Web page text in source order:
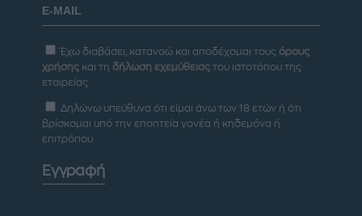
Έχω διαβάσει, κατανοώ και αποδέχομαι τους όρους
χρήσης και τη δήλωση εχεμύθειας του ιστοτόπου της
εταιρείας
Δηλώνω υπεύθυνα ότι είμαι άνω των 18 ετών ή ότι
βρίσκομαι υπό την εποπτεία γονέα ή κηδεμόνα ή
επιτρόπου
Εγγραφή